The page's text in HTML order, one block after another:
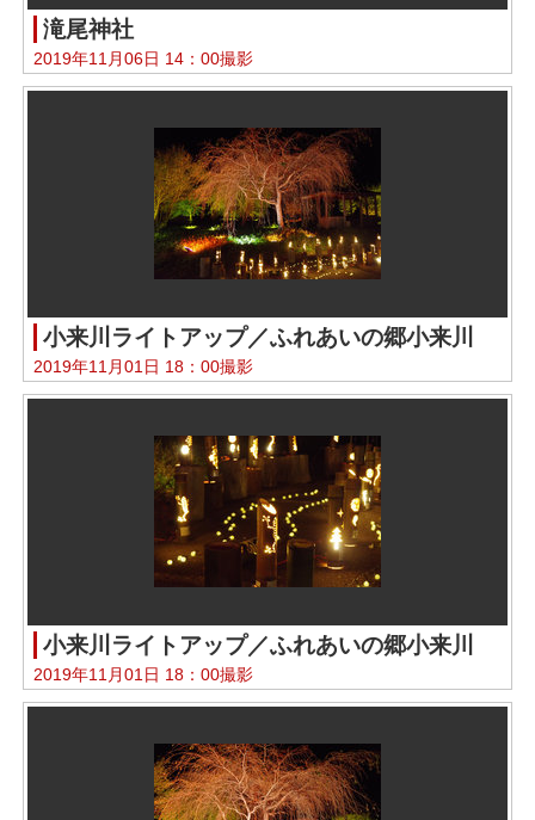
滝尾神社
2019年11月06日 14：00撮影
小来川ライトアップ／ふれあいの郷小来川
2019年11月01日 18：00撮影
小来川ライトアップ／ふれあいの郷小来川
2019年11月01日 18：00撮影